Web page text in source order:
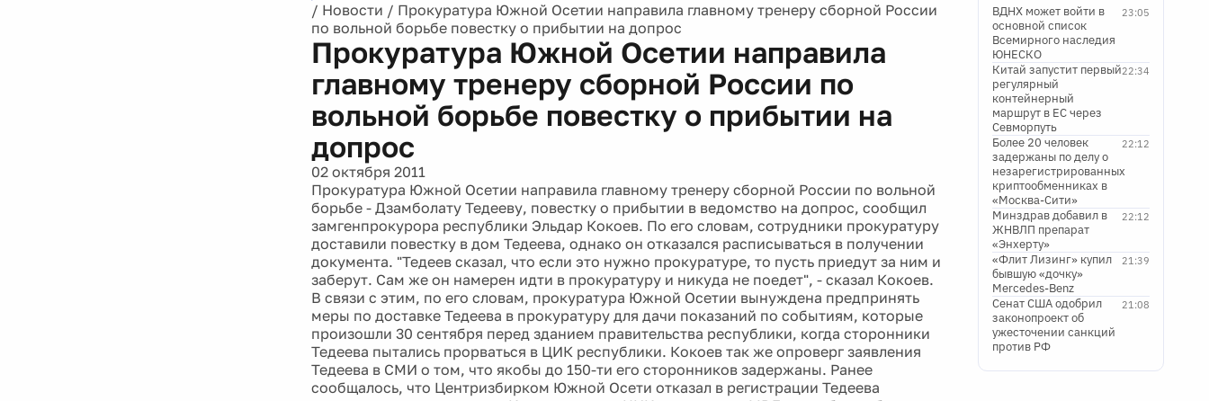
/ Новости / Прокуратура Южной Осетии направила главному тренеру сборной России
по вольной борьбе повестку о прибытии на допрос
Прокуратура Южной Осетии направила
главному тренеру сборной России по
вольной борьбе повестку о прибытии на
допрос
02 октября 2011
Прокуратура Южной Осетии направила главному тренеру сборной России по вольной
борьбе - Дзамболату Тедееву, повестку о прибытии в ведомство на допрос, сообщил
замгенпрокурора республики Эльдар Кокоев. По его словам, сотрудники прокуратуру
доставили повестку в дом Тедеева, однако он отказался расписываться в получении
документа. "Тедеев сказал, что если это нужно прокуратуре, то пусть приедут за ним и
заберут. Сам же он намерен идти в прокуратуру и никуда не поедет", - сказал Кокоев.
В связи с этим, по его словам, прокуратура Южной Осетии вынуждена предпринять
меры по доставке Тедеева в прокуратуру для дачи показаний по событиям, которые
произошли 30 сентября перед зданием правительства республики, когда сторонники
Тедеева пытались прорваться в ЦИК республики. Кокоев так же опроверг заявления
Тедеева в СМИ о том, что якобы до 150-ти его сторонников задержаны. Ранее
сообщалось, что Центризбирком Южной Осети отказал в регистрации Тедеева
23:05
ВДНХ может войти в
основной список
Всемирного наследия
ЮНЕСКО
22:34
Китай запустит первый
регулярный
контейнерный
маршрут в ЕС через
Севморпуть
22:12
Более 20 человек
задержаны по делу о
незарегистрированных
криптообменниках в
«Москва-Сити»
22:12
Минздрав добавил в
ЖНВЛП препарат
«Энхерту»
21:39
«Флит Лизинг» купил
бывшую «дочку»
Mercedes-Benz
21:08
Сенат США одобрил
законопроект об
ужесточении санкций
против РФ